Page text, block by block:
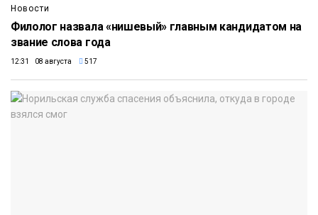
Новости
Филолог назвала «нишевый» главным кандидатом на
звание слова года
12:31 08 августа 517